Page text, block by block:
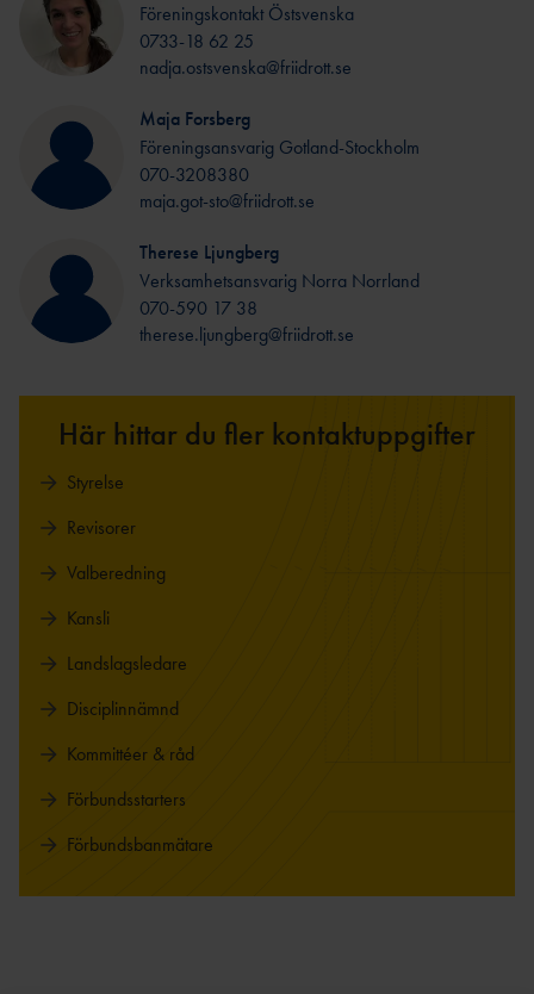
Föreningskontakt Östsvenska
0733-18 62 25
nadja.ostsvenska@friidrott.se
Maja Forsberg
Föreningsansvarig Gotland-Stockholm
070-3208380
maja.got-sto@friidrott.se
Therese Ljungberg
Verksamhetsansvarig Norra Norrland
070-590 17 38
therese.ljungberg@friidrott.se
Här hittar du fler kontaktuppgifter
Styrelse
Revisorer
Valberedning
Kansli
Landslagsledare
Disciplinnämnd
Kommittéer & råd
Förbundsstarters
Förbundsbanmätare